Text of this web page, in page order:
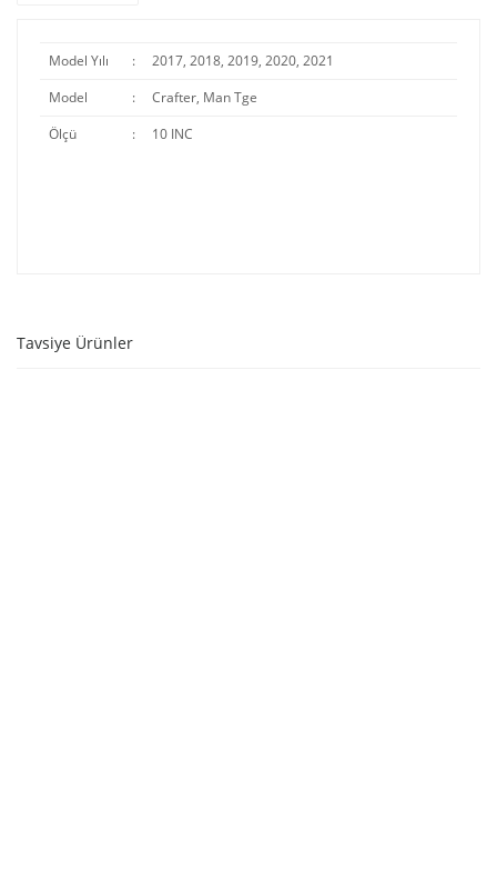
Model Yılı :
2017, 2018, 2019, 2020, 2021
Model
:
Crafter, Man Tge
Ölçü
: 10 INC
Tavsiye Ürünler